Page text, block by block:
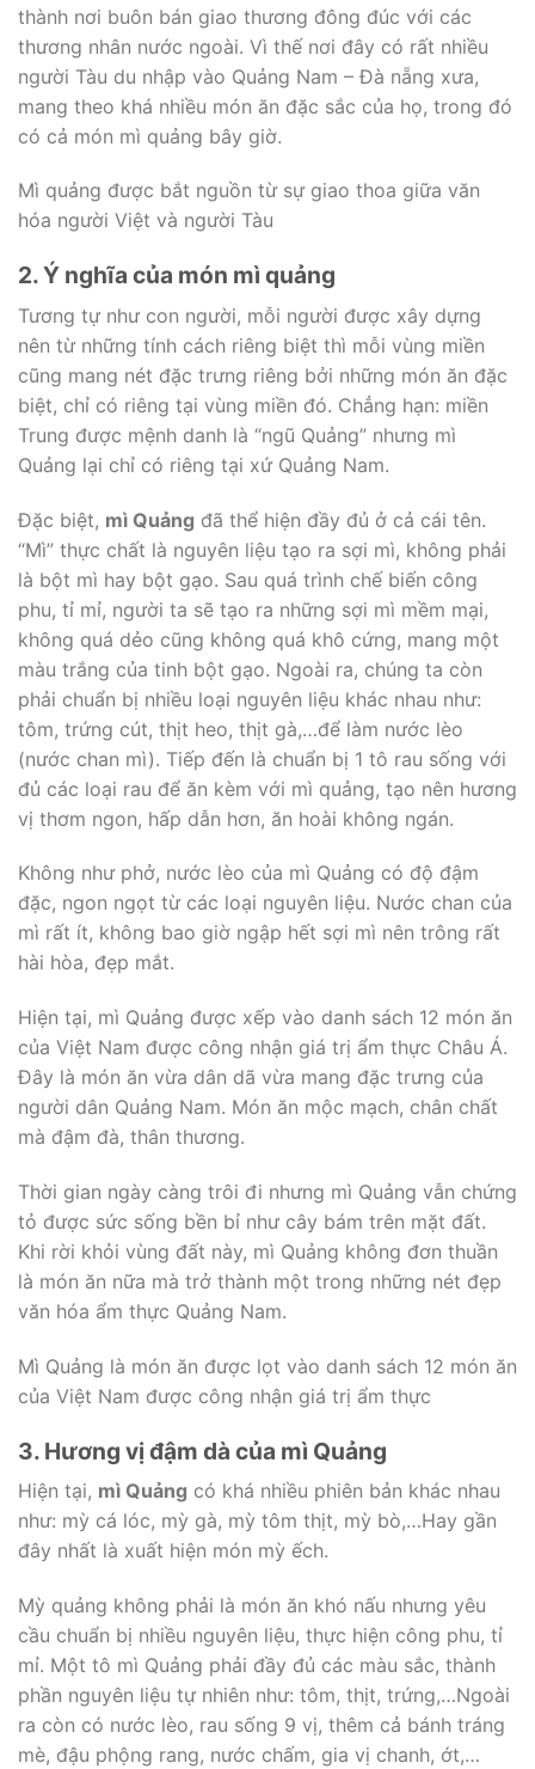
thành nơi buôn bán giao thương đông đúc với các
thương nhân nước ngoài. Vì thế nơi đây có rất nhiều
người Tàu du nhập vào Quảng Nam – Đà nẵng xưa,
mang theo khá nhiều món ăn đặc sắc của họ, trong đó
có cả món mì quảng bây giờ.
Mì quảng được bắt nguồn từ sự giao thoa giữa văn
hóa người Việt và người Tàu
2. Ý nghĩa của món mì quảng
Tương tự như con người, mỗi người được xây dựng
nên từ những tính cách riêng biệt thì mỗi vùng miền
cũng mang nét đặc trưng riêng bởi những món ăn đặc
biệt, chỉ có riêng tại vùng miền đó. Chẳng hạn: miền
Trung được mệnh danh là “ngũ Quảng” nhưng mì
Quảng lại chỉ có riêng tại xứ Quảng Nam.
Đặc biệt, mì Quảng đã thể hiện đầy đủ ở cả cái tên.
“Mì” thực chất là nguyên liệu tạo ra sợi mì, không phải
là bột mì hay bột gạo. Sau quá trình chế biến công
phu, tỉ mỉ, người ta sẽ tạo ra những sợi mì mềm mại,
không quá dẻo cũng không quá khô cứng, mang một
màu trắng của tinh bột gạo. Ngoài ra, chúng ta còn
phải chuẩn bị nhiều loại nguyên liệu khác nhau như:
tôm, trứng cút, thịt heo, thịt gà,…để làm nước lèo
(nước chan mì). Tiếp đến là chuẩn bị 1 tô rau sống với
đủ các loại rau để ăn kèm với mì quảng, tạo nên hương
vị thơm ngon, hấp dẫn hơn, ăn hoài không ngán.
Không như phở, nước lèo của mì Quảng có độ đậm
đặc, ngon ngọt từ các loại nguyên liệu. Nước chan của
mì rất ít, không bao giờ ngập hết sợi mì nên trông rất
hài hòa, đẹp mắt.
Hiện tại, mì Quảng được xếp vào danh sách 12 món ăn
của Việt Nam được công nhận giá trị ẩm thực Châu Á.
Đây là món ăn vừa dân dã vừa mang đặc trưng của
người dân Quảng Nam. Món ăn mộc mạch, chân chất
mà đậm đà, thân thương.
Thời gian ngày càng trôi đi nhưng mì Quảng vẫn chứng
tỏ được sức sống bền bỉ như cây bám trên mặt đất.
Khi rời khỏi vùng đất này, mì Quảng không đơn thuần
là món ăn nữa mà trở thành một trong những nét đẹp
văn hóa ẩm thực Quảng Nam.
Mì Quảng là món ăn được lọt vào danh sách 12 món ăn
của Việt Nam được công nhận giá trị ẩm thực
3. Hương vị đậm dà của mì Quảng
Hiện tại, mì Quảng có khá nhiều phiên bản khác nhau
như: mỳ cá lóc, mỳ gà, mỳ tôm thịt, mỳ bò,…Hay gần
đây nhất là xuất hiện món mỳ ếch.
Mỳ quảng không phải là món ăn khó nấu nhưng yêu
cầu chuẩn bị nhiều nguyên liệu, thực hiện công phu, tỉ
mỉ. Một tô mì Quảng phải đầy đủ các màu sắc, thành
phần nguyên liệu tự nhiên như: tôm, thịt, trứng,…Ngoài
ra còn có nước lèo, rau sống 9 vị, thêm cả bánh tráng
mè, đậu phộng rang, nước chấm, gia vị chanh, ớt,…